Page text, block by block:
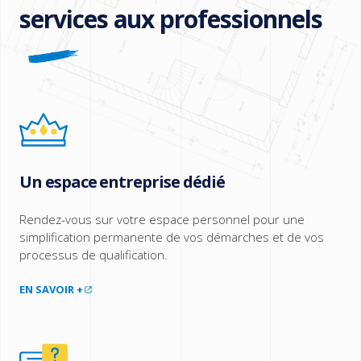
services aux professionnels
Un espace entreprise dédié
Rendez-vous sur votre espace personnel pour une
simplification permanente de vos démarches et de vos
processus de qualification.
EN SAVOIR +